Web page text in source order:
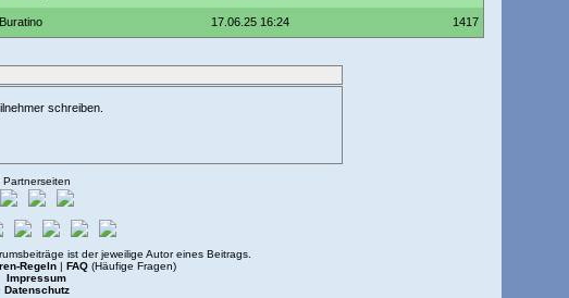
Buratino 17.06.25 16:24 1417
schreiben.
Partnerseiten
ist der jeweilige Autor eines Beitrags.
Regeln FAQ (Häufige Fragen)
Impressum
Datenschutz